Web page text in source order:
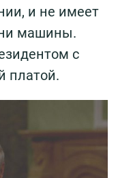
и не имеет
ни машины.
с
платой.